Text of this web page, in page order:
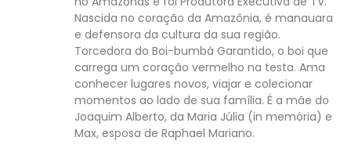
Nascida no coração da Amazônia, é manauara
e defensora da cultura da sua região.
Torcedora do Boi-bumbá Garantido, o boi que
carrega um coração vermelho na testa. Ama
conhecer lugares novos, viajar e colecionar
momentos ao lado de sua família. É a mãe do
Joaquim Alberto, da Maria Júlia (in memória) e
Max, esposa de Raphael Mariano.